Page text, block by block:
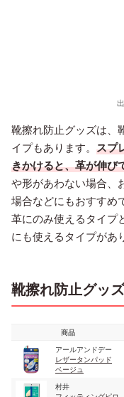
靴擦れ防止グッズは、
イプもあります。 スプ
きかけると、革が伸び
や形があわない場合、
場合などにもおすすめ
革にのみ使えるタイプ
にも使えるタイプがあ
靴擦れ防止グッ
商品
アールアンドデー
レザータンパッド
ベージュ
村井